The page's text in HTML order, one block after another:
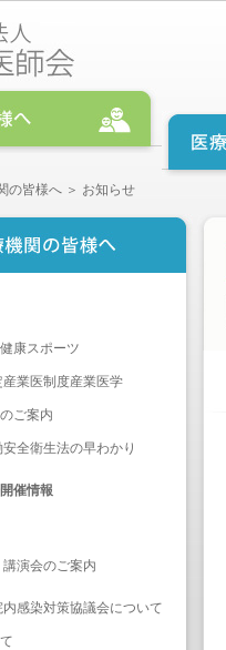
の皆様へ ＞ お知らせ
康スポーツ
産業医制度産業医学
案内
全衛生法の早わかり
催情報
演会のご案内
感染対策協議会について